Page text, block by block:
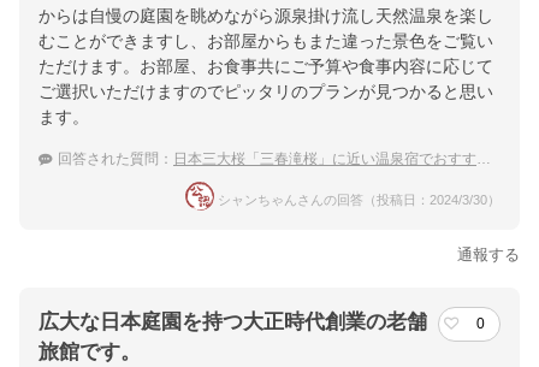
からは自慢の庭園を眺めながら源泉掛け流し天然温泉を楽し
むことができますし、お部屋からもまた違った景色をご覧い
ただけます。お部屋、お食事共にご予算や食事内容に応じて
ご選択いただけますのでピッタリのプランが見つかると思い
ます。
回答された質問： 日本三大桜「三春滝桜」に近い温泉宿でおすすめを教えて
シャンちゃんさんの回答（投稿日：2024/3/30）
通報する
広大な日本庭園を持つ大正時代創業の老舗
旅館です。
0